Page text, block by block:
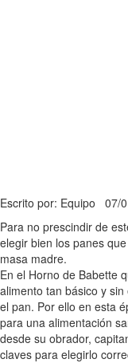
Escrito por: Equipo 07/
Para no prescindir de
elegir bien los panes
masa madre.
En el Horno de Babette
alimento tan básico y
el pan. Por ello en esta
para una alimentación
desde su obrador,
claves para elegirlo